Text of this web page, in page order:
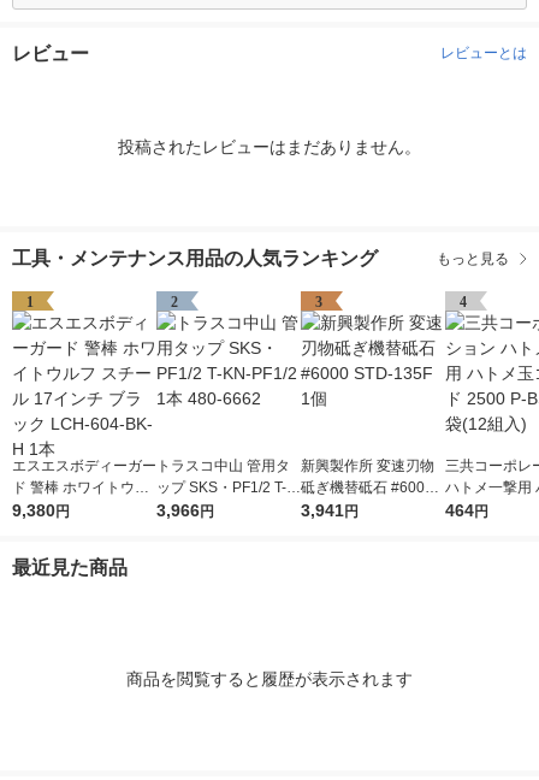
レビュー レビューとは
投稿されたレビューはまだありません。
工具・メンテナンス用品の人気ランキング もっと見る
1
エスエスボディーガー
ド 警棒 ホワイトウル
フ スチール 17インチ
9,380円
2
トラスコ中山 管用タ
ップ SKS・PF1/2 T-K
N-PF1/2 1本 480-666
3,966円
3
新興製作所 変速刃物
砥ぎ機替砥石 #6000
STD-135F 1個
3,941円
4
三共コーポレ
ハトメ一撃用
玉ゴールド
464円
最近見た商品
商品を閲覧すると履歴が表示されます